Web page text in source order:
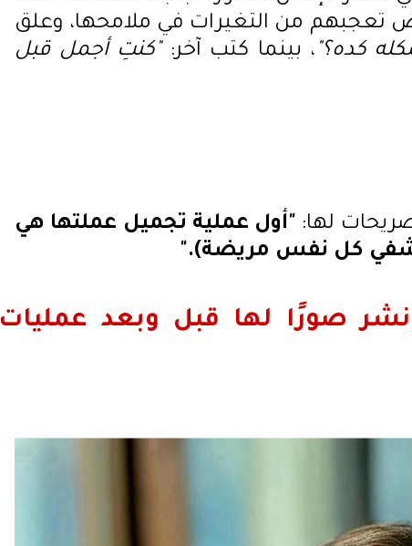
تعجبهم من التغيرات في ملامحها، وعلق
كده؟" ، بينما كتب آخر:"كنتِ أجمل قبل
لها: "أول عملية تجميل عملتها هي
يشفي كل نفس مريضة)."
صورًا لها قبل وبعد عمليات